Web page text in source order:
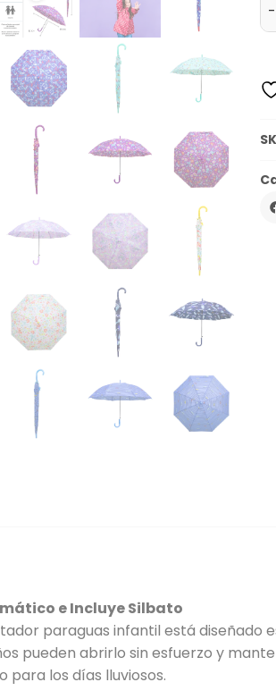
-
e Incluye Silbato
paraguas infantil está diseñado
pueden abrirlo sin esfuerzo y
los días lluviosos.